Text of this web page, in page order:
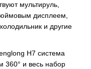
мультируль,
дисплеем,
и другие
H7 система
360° и весь набор